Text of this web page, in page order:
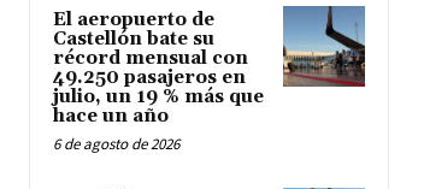
El aeropuerto de
Castellón bate su
récord mensual con
49.250 pasajeros en
julio, un 19 % más que
hace un año
6 de agosto de 2026